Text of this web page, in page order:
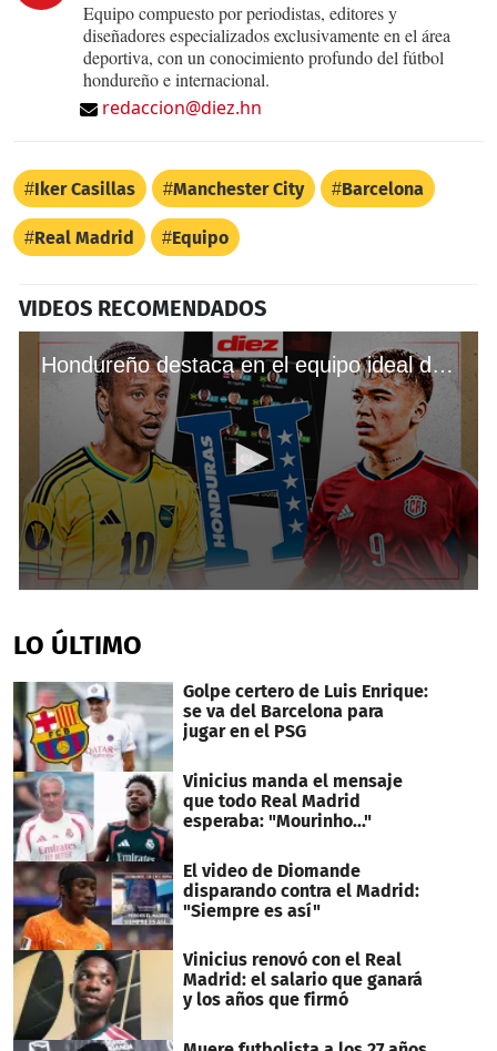
Equipo compuesto por periodistas, editores y
diseñadores especializados exclusivamente en el área
deportiva, con un conocimiento profundo del fútbol
hondureño e internacional.
redaccion@diez.hn
Iker Casillas Manchester City Barcelona
Real Madrid Equipo
VIDEOS RECOMENDADOS
Hondureño destaca en el equipo ideal de las eliminatorias mundialistas de CONCACAF
of
2
14
seconds
LO ÚLTIMO
Golpe certero de Luis Enrique:
se va del Barcelona para
jugar en el PSG
Vinicius manda el mensaje
que todo Real Madrid
esperaba: "Mourinho..."
El video de Diomande
disparando contra el Madrid:
"Siempre es así"
Vinicius renovó con el Real
Madrid: el salario que ganará
y los años que firmó